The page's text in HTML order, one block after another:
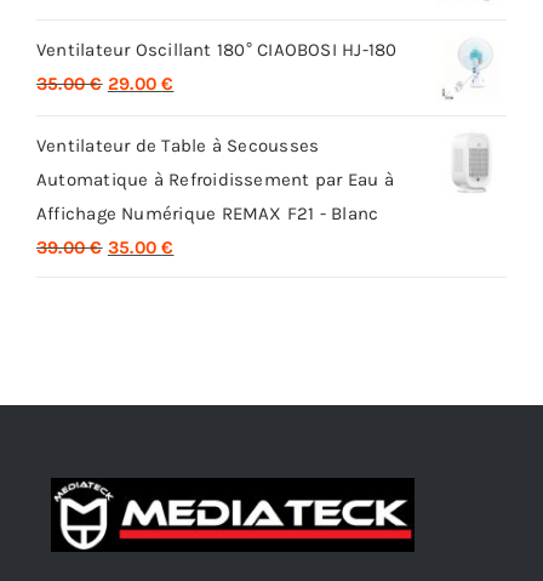
initial
était :
actuel
Ventilateur Oscillant 180° CIAOBOSI HJ-180
35.00€ Le
initial
était :
35.00 €.
29.00€
actuel
est :
29.00 €.
Ventilateur de Table à Secousses
Automatique à Refroidissement par Eau à
Affichage Numérique REMAX F21 - Blanc
39.00€ Le
35.00€